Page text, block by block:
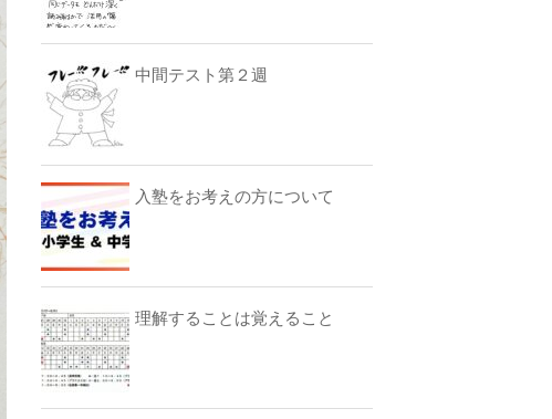
中間テスト第２週
入塾をお考えの方について
理解することは覚えること